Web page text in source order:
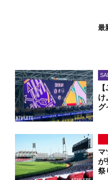
最
け
グ
マ
が
祭